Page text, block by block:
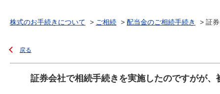
株式のお手続きについて > ご相続 > 配当金のご相続手続き > 証
戻る
証券会社で相続手続きを実施したのですがが